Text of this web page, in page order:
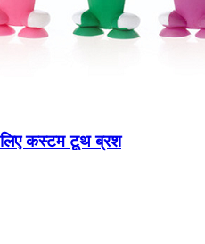
कस्टम टूथ ब्रश